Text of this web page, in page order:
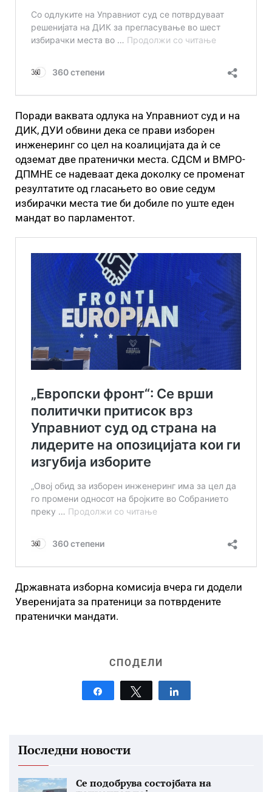
Поради ваквата одлука на Управниот суд и на
ДИК, ДУИ обвини дека се прави изборен
инженеринг со цел на коалицијата да ѝ се
одземат две пратенички места. СДСМ и ВМРО-
ДПМНЕ се надеваат дека доколку се променат
резултатите од гласањето во овие седум
избирачки места тие би добиле по уште еден
мандат во парламентот.
Државната изборна комисија вчера ги додели
Уверенијата за пратеници за потврдените
пратенички мандати.
СПОДЕЛИ
Tweet
Последни новости
Се подобрува состојбата на